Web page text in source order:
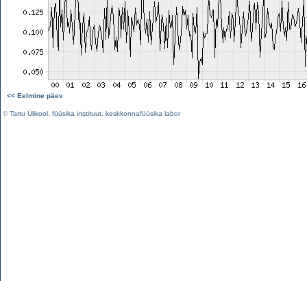
<< Eelmine päev
©Tartu Ülikool füüsika instituut keskkonnafüüsika labor